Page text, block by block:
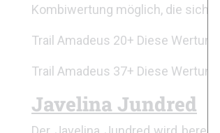
Kombiwertung möglich, die sich
Trail Amadeus 20+ Diese
Trail Amadeus 37+ Diese
Javelina Jundred